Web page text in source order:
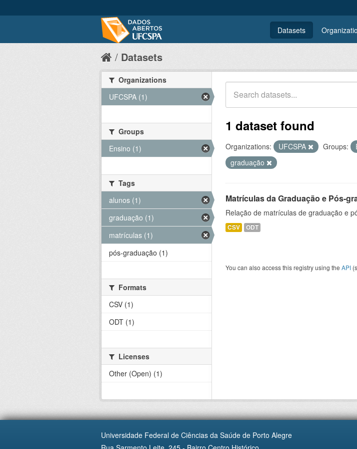
Datasets
Datasets
1 dataset found
Organizations: UFCSPA Groups:
graduação
Matrículas da Graduação e Pós-
Relação de matrículas de graduação e
CSV ODT
You can also access this registry using the API
Organizations
UFCSPA (1)
Groups
Ensino (1)
Tags
alunos (1)
graduação (1)
matrículas (1)
pós-graduação (1)
Formats
CSV (1)
ODT (1)
Licenses
Other (Open) (1)
Universidade Federal de Ciências da Saúde de Porto Alegre